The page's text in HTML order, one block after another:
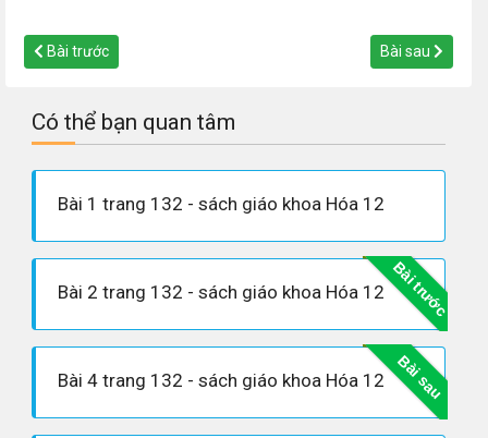
Bài trước Bài sau
Có thể bạn quan tâm
Bài 1 trang 132 - sách giáo khoa Hóa 12
Bài trước
Bài 2 trang 132 - sách giáo khoa Hóa 12
Bài sau
Bài 4 trang 132 - sách giáo khoa Hóa 12